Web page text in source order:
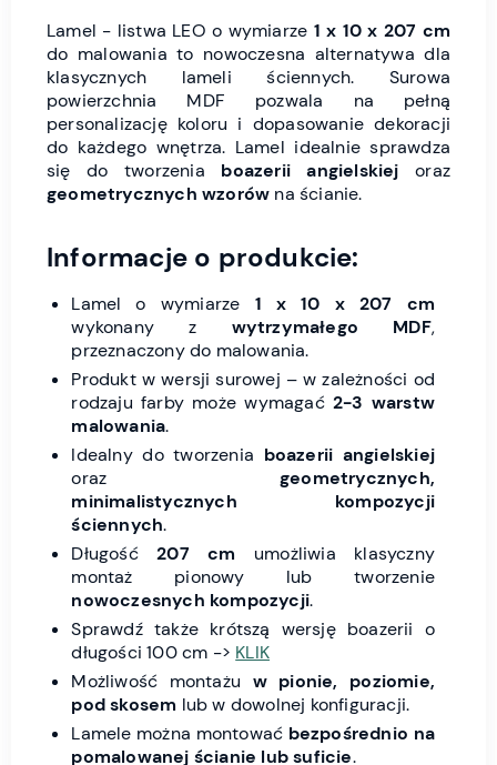
Lamel - listwa LEO o wymiarze 1 x 10 x 207 cm
do malowania to nowoczesna alternatywa dla
klasycznych lameli ściennych. Surowa
powierzchnia MDF pozwala na pełną
personalizację koloru i dopasowanie dekoracji
do każdego wnętrza. Lamel idealnie sprawdza
się do tworzenia boazerii angielskiej oraz
geometrycznych wzorów na ścianie.
Informacje o produkcie:
Lamel o wymiarze 1 x 10 x 207 cm
wykonany z wytrzymałego MDF,
przeznaczony do malowania.
Produkt w wersji surowej – w zależności od
rodzaju farby może wymagać 2-3 warstw
malowania.
Idealny do tworzenia boazerii angielskiej
oraz geometrycznych,
minimalistycznych kompozycji
ściennych.
Długość207 cm umożliwia klasyczny
montaż pionowy lub tworzenie
nowoczesnych kompozycji.
Sprawdź także krótszą wersję boazerii o
długości 100 cm -> KLIK
Możliwość montażu w pionie, poziomie,
pod skosem lub w dowolnej konfiguracji.
Lamele można montować bezpośrednio na
pomalowanej ścianie lub suficie.